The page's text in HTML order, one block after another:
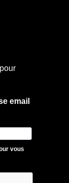
email
vous